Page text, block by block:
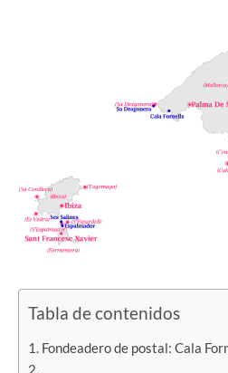
Tabla de contenidos
Fondeadero de postal: Cala